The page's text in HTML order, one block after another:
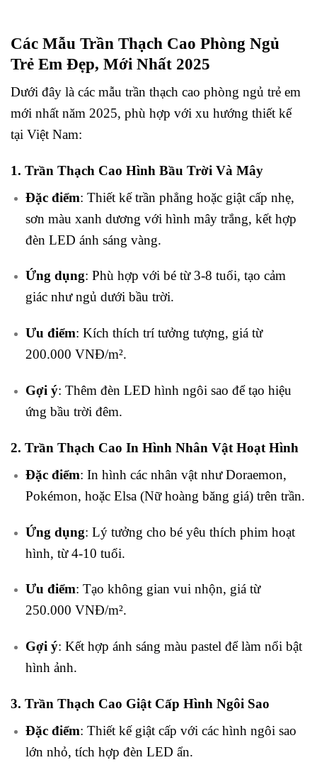
Các Mẫu Trần Thạch Cao Phòng Ngủ
Trẻ Em Đẹp, Mới Nhất 2025
Dưới đây là các mẫu trần thạch cao phòng ngủ trẻ em
mới nhất năm 2025, phù hợp với xu hướng thiết kế
tại Việt Nam:
1. Trần Thạch Cao Hình Bầu Trời Và Mây
Đặc điểm: Thiết kế trần phẳng hoặc giật cấp nhẹ,
sơn màu xanh dương với hình mây trắng, kết hợp
đèn LED ánh sáng vàng.
Ứng dụng: Phù hợp với bé từ 3-8 tuổi, tạo cảm
giác như ngủ dưới bầu trời.
Ưu điểm: Kích thích trí tưởng tượng, giá từ
200.000 VNĐ/m².
Gợi ý: Thêm đèn LED hình ngôi sao để tạo hiệu
ứng bầu trời đêm.
2. Trần Thạch Cao In Hình Nhân Vật Hoạt Hình
Đặc điểm: In hình các nhân vật như Doraemon,
Pokémon, hoặc Elsa (Nữ hoàng băng giá) trên trần.
Ứng dụng: Lý tưởng cho bé yêu thích phim hoạt
hình, từ 4-10 tuổi.
Ưu điểm: Tạo không gian vui nhộn, giá từ
250.000 VNĐ/m².
Gợi ý: Kết hợp ánh sáng màu pastel để làm nổi bật
hình ảnh.
3. Trần Thạch Cao Giật Cấp Hình Ngôi Sao
Đặc điểm: Thiết kế giật cấp với các hình ngôi sao
lớn nhỏ, tích hợp đèn LED ẩn.